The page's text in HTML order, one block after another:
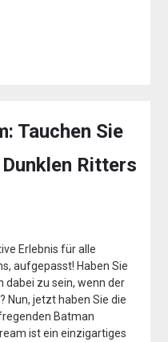
Tauchen Sie
Ritters
Erlebnis für alle
aufgepasst! Haben Sie
dabei zu sein, wenn der
Nun, jetzt haben Sie die
Batman
ist ein einzigartiges